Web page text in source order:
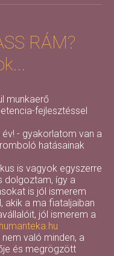
RÁM?
munkaerő
fejlesztéssel
- gyakorlatom van a
hatásainak
is vagyok egyszerre
dolgoztam, így a
is jól ismerem
akik a ma fiataljaiban
jól ismerem a
való minden, a
és megrögzött